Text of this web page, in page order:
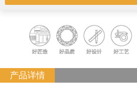
产品详情